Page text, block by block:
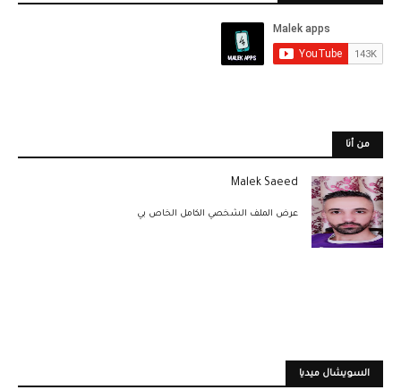
من أنا
Malek Saeed
عرض الملف الشخصي الكامل الخاص بي
السويشال ميديا